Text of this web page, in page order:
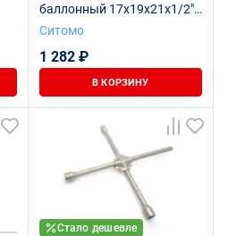
баллонный 17x19x21x1/2"
крестовой оцинкованный
Ситомо
1 282 ₽
В КОРЗИНУ
Стало дешевле